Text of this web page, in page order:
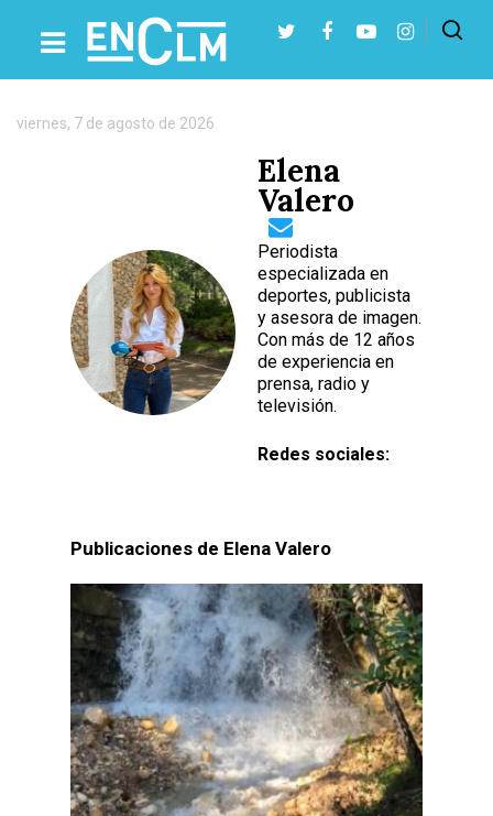
Elena
Valero
Presiona Intro para buscar o ESC para cerrar
viernes, 7 de agosto de 2026
Elena
Valero
Periodista
especializada en
deportes, publicista
y asesora de imagen.
Con más de 12 años
de experiencia en
prensa, radio y
televisión.
Redes sociales:
Publicaciones de Elena Valero